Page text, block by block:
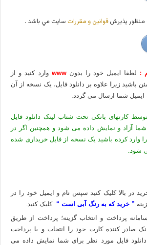
منظور پذيرشقوانين و مقررات سايت مي باشد .
: لطفا ایمیل خود را بدون www وارد کنید و از
باشید زیرا علاوه بر دانلود فایل، یک نسخه از آن
ایمیل شما ارسال می گردد.
کارتهای بانکی تحت شتاب لینک دانلود فایل
آزاد و نمایش داده می شود و همچنین اگر در
وارد کرده باشید یک نسخه از فایل خریداری شده
شود.
در بالا کلیک کنید سپس نام و ایمیل خود را در
” خرید که به رنگ آبی است “
کلیک کنید.
پرداخت و انتخاب گزینه؛ پرداخت از طریق
صادر کننده کارت خود را انتخاب و با پرداخت
دانلود فایل مورد نظر برای شما نمایش داده می